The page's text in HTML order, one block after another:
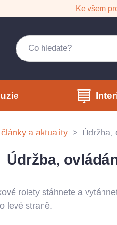
Ke všem
a aktuality Údržba,
Údržba,
rolety stáhnete a
levé straně.